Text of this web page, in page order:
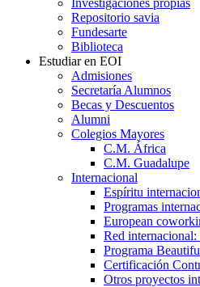
Repositorio savia
Fundesarte
Biblioteca
Estudiar en EOI
Admisiones
Secretaría Alumnos
Becas y Descuentos
Alumni
Colegios Mayores
C.M. África
C.M. Guadalupe
Internacional
Espíritu
Programas
European
Red
Programa
Certificación
Otros proyectos